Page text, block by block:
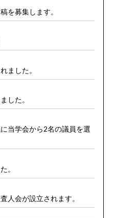
を募集します。
ました。
した。
当学会から2名の議員を選
。
人会が設立されます。